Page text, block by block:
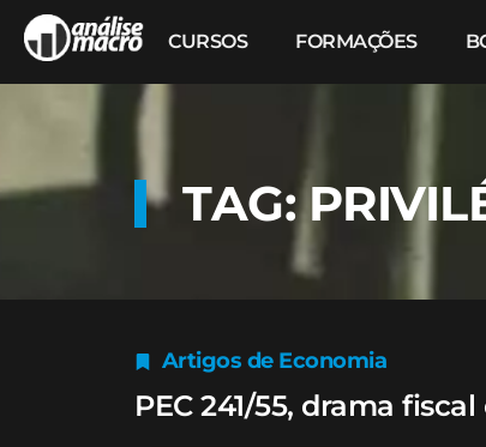
CURSOS FORMAÇÕES
TAG:
Artigos de Economia
PEC 241/55, drama